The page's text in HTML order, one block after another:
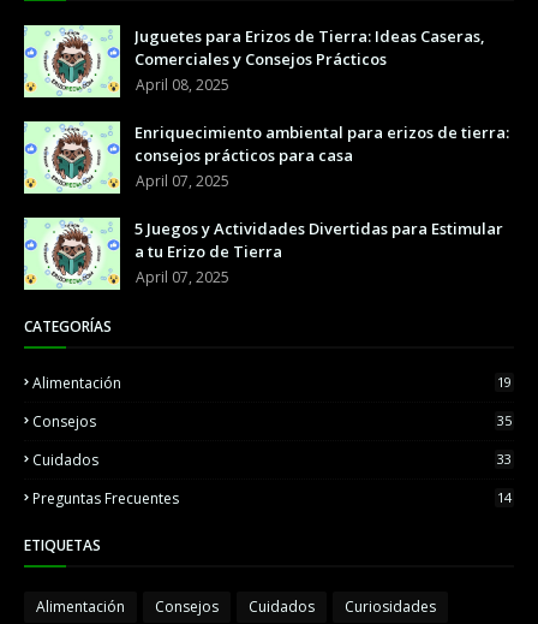
Juguetes para Erizos de Tierra: Ideas Caseras,
Comerciales y Consejos Prácticos
April 08, 2025
Enriquecimiento ambiental para erizos de tierra:
consejos prácticos para casa
April 07, 2025
5 Juegos y Actividades Divertidas para Estimular
a tu Erizo de Tierra
April 07, 2025
CATEGORÍAS
Alimentación 19
Consejos 35
Cuidados 33
Preguntas Frecuentes 14
ETIQUETAS
Alimentación Consejos Cuidados
Curiosidades